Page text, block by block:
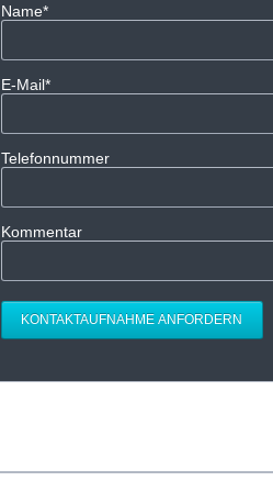
Pflichtfeld
Name*
Pflichtfeld
E-Mail*
Telefonnummer
Kommentar
KONTAKTAUFNAHME ANFORDERN